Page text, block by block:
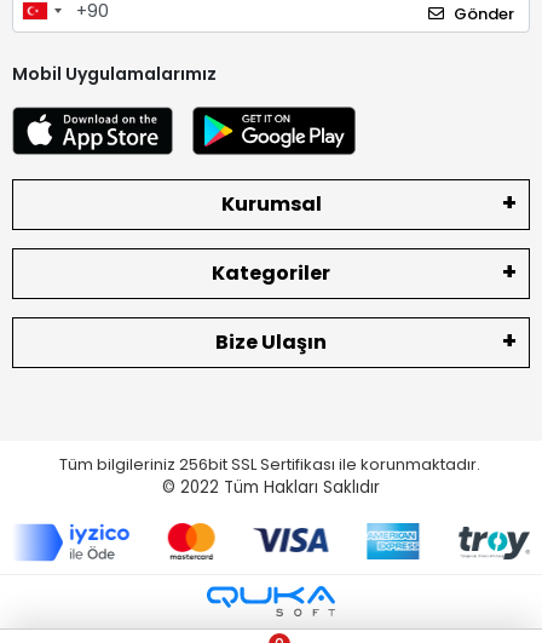
Gönder
Mobil Uygulamalarımız
Kurumsal
Kategoriler
Bize Ulaşın
Tüm bilgileriniz 256bit SSL Sertifikası ile korunmaktadır.
© 2022 Tüm Hakları Saklıdır